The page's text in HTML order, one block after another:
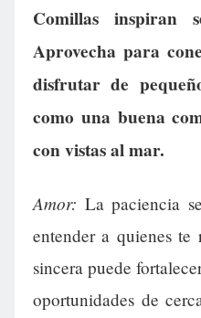
Comillas inspiran
Aprovecha para
disfrutar de
como una buena
con vistas al mar.
Amor: La paciencia
entender a quienes
sincera puede
oportunidades de